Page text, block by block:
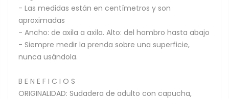
- Las medidas están en centímetros y son
aproximadas
- Ancho: de axila a axila. Alto: del hombro hasta abajo
- Siempre medir la prenda sobre una superficie,
nunca usándola.
B E N E F I C I O S
ORIGINALIDAD: Sudadera de adulto con capucha,